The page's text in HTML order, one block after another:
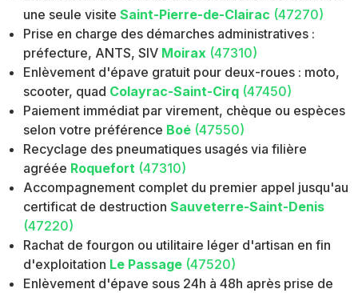
une seule visite Saint-Pierre-de-Clairac (47270)
Prise en charge des démarches administratives :
préfecture, ANTS, SIV Moirax (47310)
Enlèvement d'épave gratuit pour deux-roues : moto,
scooter, quad Colayrac-Saint-Cirq (47450)
Paiement immédiat par virement, chèque ou espèces
selon votre préférence Boé (47550)
Recyclage des pneumatiques usagés via filière
agréée Roquefort (47310)
Accompagnement complet du premier appel jusqu'au
certificat de destruction Sauveterre-Saint-Denis
(47220)
Rachat de fourgon ou utilitaire léger d'artisan en fin
d'exploitation Le Passage (47520)
Enlèvement d'épave sous 24h à 48h après prise de